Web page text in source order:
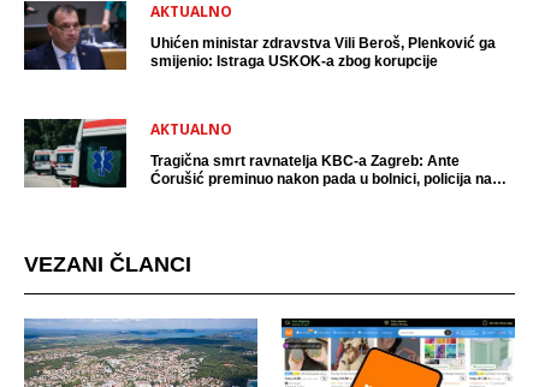
AKTUALNO
Uhićen ministar zdravstva Vili Beroš, Plenković ga
smijenio: Istraga USKOK-a zbog korupcije
AKTUALNO
Tragična smrt ravnatelja KBC-a Zagreb: Ante
Ćorušić preminuo nakon pada u bolnici, policija na
VEZANI ČLANCI